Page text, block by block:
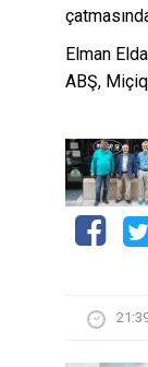
Elman
ABŞ,